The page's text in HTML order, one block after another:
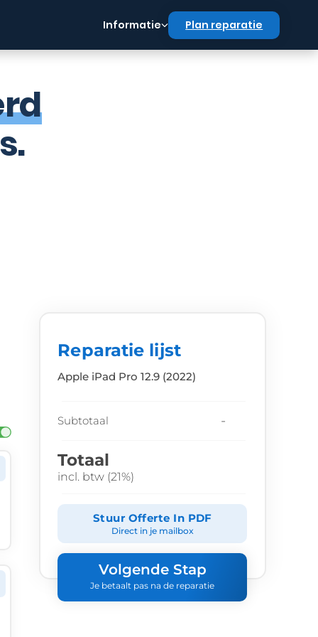
Informatie Plan reparatie
Reparatie lijst
Apple iPad Pro 12.9 (2022)
Subtotaal -
Totaal
incl. btw (21%)
Stuur Offerte In PDF
Direct in je mailbox
Volgende Stap
Je betaalt pas na de reparatie